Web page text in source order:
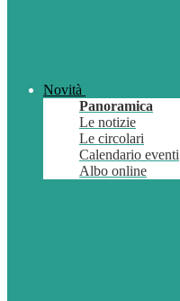
Novità
Panoramica
Le notizie
Le circolari
Calendario eventi
Albo online